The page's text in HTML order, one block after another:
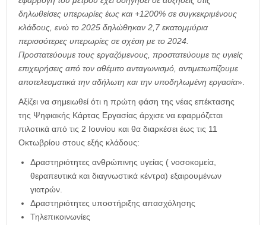
δηλωθείσες υπερωρίες έως και +1200% σε συγκεκριμένους
κλάδους, ενώ το 2025 δηλώθηκαν 2,7 εκατομμύρια
περισσότερες υπερωρίες σε σχέση με το 2024.
Προστατεύουμε τους εργαζόμενους, προστατεύουμε τις υγιείς
επιχειρήσεις από τον αθέμιτο ανταγωνισμό, αντιμετωπίζουμε
αποτελεσματικά την αδήλωτη και την υποδηλωμένη εργασία».
Αξίζει να σημειωθεί ότι η πρώτη φάση της νέας επέκτασης
της Ψηφιακής Κάρτας Εργασίας άρχισε να εφαρμόζεται
πιλοτικά από τις 2 Ιουνίου και θα διαρκέσει έως τις 11
Οκτωβρίου στους εξής κλάδους:
Δραστηριότητες ανθρώπινης υγείας ( νοσοκομεία,
θεραπευτικά και διαγνωστικά κέντρα) εξαιρουμένων
γιατρών.
Δραστηριότητες υποστήριξης απασχόλησης
Τηλεπικοινωνίες